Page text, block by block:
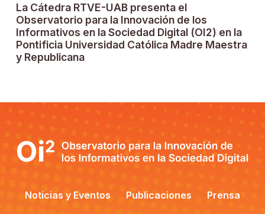
La Cátedra RTVE-UAB presenta el
Observatorio para la Innovación de los
Informativos en la Sociedad Digital (OI2) en la
Pontificia Universidad Católica Madre Maestra
y Republicana
Noticias y Eventos Publicaciones Prensa